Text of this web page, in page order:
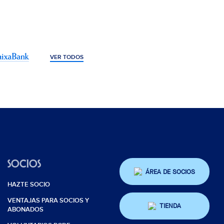
VER TODOS
SOCIOS
HAZTE SOCIO
VENTAJAS PARA SOCIOS Y
ABONADOS
ÁREA DE SOCIOS
TIENDA